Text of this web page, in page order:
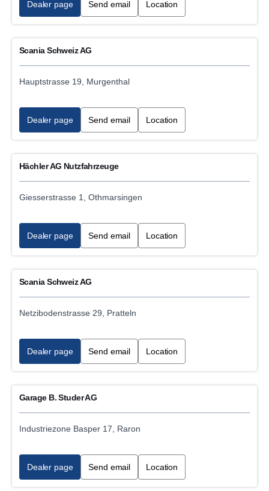
Dealer page Send email Location
Scania Schweiz AG
Hauptstrasse 19, Murgenthal
Dealer page Send email Location
Hächler AG Nutzfahrzeuge
Giesserstrasse 1, Othmarsingen
Dealer page Send email Location
Scania Schweiz AG
Netzibodenstrasse 29, Pratteln
Dealer page Send email Location
Garage B. Studer AG
Industriezone Basper 17, Raron
Dealer page Send email Location